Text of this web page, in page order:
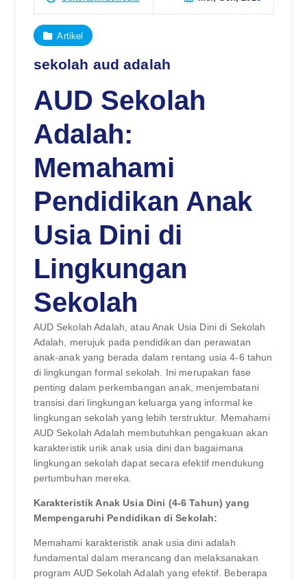
Artikel
sekolah aud adalah
AUD Sekolah
Adalah:
Memahami
Pendidikan Anak
Usia Dini di
Lingkungan
Sekolah
AUD Sekolah Adalah, atau Anak Usia Dini di Sekolah
Adalah, merujuk pada pendidikan dan perawatan
anak-anak yang berada dalam rentang usia 4-6 tahun
di lingkungan formal sekolah. Ini merupakan fase
penting dalam perkembangan anak, menjembatani
transisi dari lingkungan keluarga yang informal ke
lingkungan sekolah yang lebih terstruktur. Memahami
AUD Sekolah Adalah membutuhkan pengakuan akan
karakteristik unik anak usia dini dan bagaimana
lingkungan sekolah dapat secara efektif mendukung
pertumbuhan mereka.
Karakteristik Anak Usia Dini (4-6 Tahun) yang
Mempengaruhi Pendidikan di Sekolah:
Memahami karakteristik anak usia dini adalah
fundamental dalam merancang dan melaksanakan
program AUD Sekolah Adalah yang efektif. Beberapa